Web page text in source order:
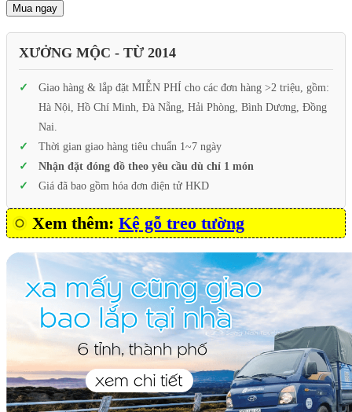
Mua ngay
XƯỞNG MỘC - TỪ 2014
Giao hàng & lắp đặt MIỄN PHÍ cho các đơn hàng >2 triệu, gồm:
Hà Nội, Hồ Chí Minh, Đà Nẵng, Hải Phòng, Bình Dương, Đồng
Nai.
Thời gian giao hàng tiêu chuẩn 1~7 ngày
Nhận đặt đóng đồ theo yêu cầu dù chỉ 1 món
Giá đã bao gồm hóa đơn điện tử HKD
Xem thêm: Kệ gỗ treo tường